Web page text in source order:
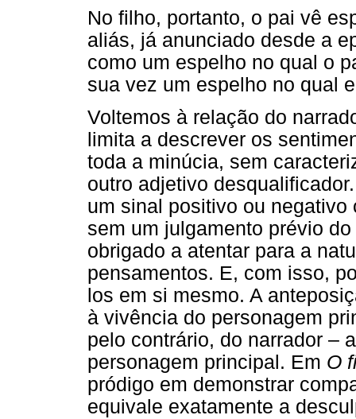
No filho, portanto, o pai vê
aliás, já anunciado desde a
como um espelho no qual o
sua vez um espelho no qual
Voltemos à relação do
limita a descrever os
toda a minúcia, sem
outro adjetivo
um sinal positivo ou
sem um julgamento prévio
obrigado a atentar para a
pensamentos. E, com isso,
los em si mesmo. A
à vivência do personagem
pelo contrário, do narrador –
personagem principal. Em O
pródigo em demonstrar
equivale exatamente a